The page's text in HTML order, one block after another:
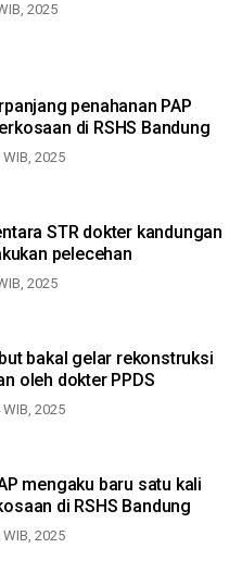
2025
penahanan PAP
di RSHS Bandung
2025
STR dokter kandungan
pelecehan
2025
bakal gelar rekonstruksi
oleh dokter PPDS
2025
mengaku baru satu kali
di RSHS Bandung
2025